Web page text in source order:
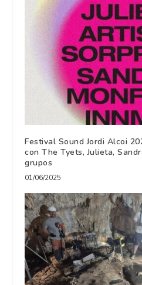
Festival Sound Jordi Alcoi
con The Tyets, Julieta,
grupos
01/06/2025